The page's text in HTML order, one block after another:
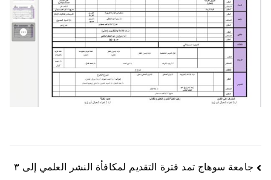
جامعة سوهاج تمد فترة التقديم لمكافأة النشر العلمي إلى ٣